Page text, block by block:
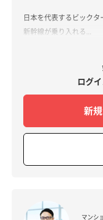
日本を代表するビック
新幹線が乗り入れる...
ログ
新
マンシ